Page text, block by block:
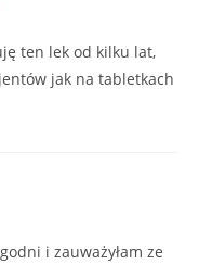
ten lek od kilku lat,
jak na tabletkach
i zauważyłam ze